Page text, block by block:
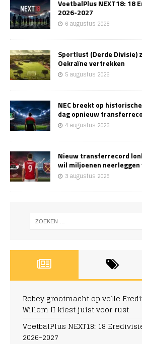
VoetbalPlus NEXT18: 18
2026-2027
6 augustus 2026
Sportlust (Derde Divisie)
Oekraïne vertrekken
5 augustus 2026
NEC breekt op
dag opnieuw
4 augustus 2026
Nieuw transferrecord
wil miljoenen
3 augustus 2026
Robey grootmacht op volle
Willem II kiest juist voor rust
VoetbalPlus NEXT18: 18
2026-2027